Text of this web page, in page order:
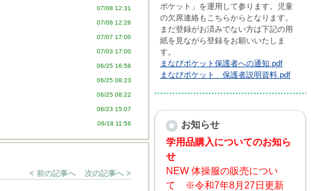
07/08 12:31
07/08 12:26
07/07 17:00
07/03 17:00
06/25 16:58
06/25 08:23
06/25 08:22
06/23 15:07
06/18 11:56
< 前の記事へ 次の記事へ >
ポケット」を運用して参ります。児童
の欠席連絡もこちらからとなります。
まだ登録がお済みでない方は下記の用
紙を見ながら登録をお願いいたしま
す。
まなびポケット保護者への通知.pdf
まなびポケット 保護者説明資料.pdf
お知らせ
学用品購入についてのお知ら
せ
NEW 体操服の販売につい
て ※令和7年8月27日更新